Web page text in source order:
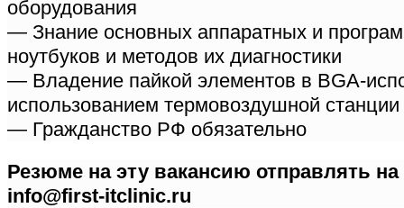
оборудования
— Знание основных аппаратных и
ноутбуков и методов их диагностики
— Владение пайкой элементов в BGA-
использованием термовоздушной станции
— Гражданство РФ обязательно
Резюме на эту вакансию отправлять
info@first-itclinic.ru